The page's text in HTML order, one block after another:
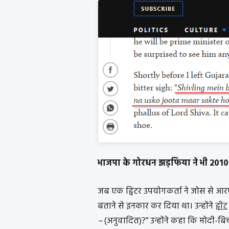
भाजपा के गोरधन झड़फिया ने भी
जब एक ट्विटर उपयोगकर्ता ने जोस से
बताने से इनकार कर दिया था। उन्होंनेट्वीट
–(अनुवादित)?” उन्होंने कहा कि मोदी-